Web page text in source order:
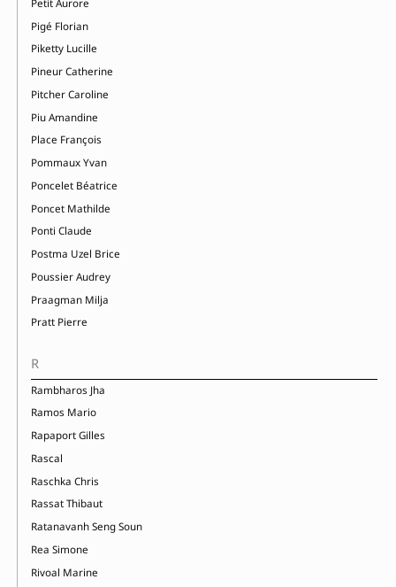
Petit Aurore
Pigé Florian
Piketty Lucille
Pineur Catherine
Pitcher Caroline
Piu Amandine
Place François
Pommaux Yvan
Poncelet Béatrice
Poncet Mathilde
Ponti Claude
Postma Uzel Brice
Poussier Audrey
Praagman Milja
Pratt Pierre
R
Rambharos Jha
Ramos Mario
Rapaport Gilles
Rascal
Raschka Chris
Rassat Thibaut
Ratanavanh Seng Soun
Rea Simone
Rivoal Marine